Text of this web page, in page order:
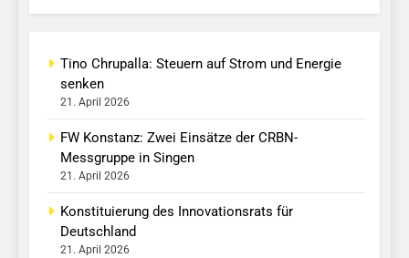
Tino Chrupalla: Steuern auf Strom und Energie
senken
21. April 2026
FW Konstanz: Zwei Einsätze der CRBN-
Messgruppe in Singen
21. April 2026
Konstituierung des Innovationsrats für
Deutschland
21. April 2026